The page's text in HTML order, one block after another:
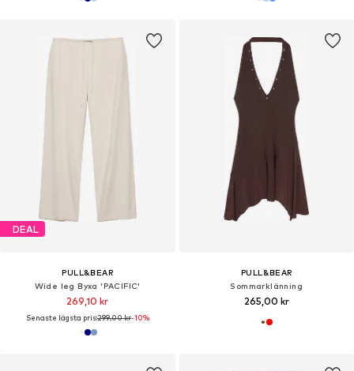
DEAL
PULL&BEAR
Wide leg Byxa 'PACIFIC'
269,10 kr
Senaste lägsta pris:299,00 kr-10%
PULL&BEAR
Sommarklänning
265,00 kr